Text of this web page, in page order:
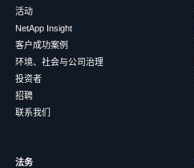
活动
NetApp Insight
客户成功案例
环境、社会与公司治理
投资者
招聘
联系我们
法务